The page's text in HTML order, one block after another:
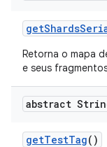
getShards
Retorna o mapa
e seus
abstract
getTestTag()